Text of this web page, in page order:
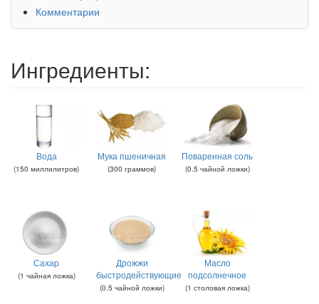
Комментарии
Ингредиенты:
Вода
(150 миллилитров)
Мука пшеничная
(300 граммов)
Поваренная соль
(0.5 чайной ложки)
Сахар
(1 чайная ложка)
Дрожжи
быстродействующие
(0.5 чайной ложки)
Масло
подсолнечное
(1 столовая ложка)